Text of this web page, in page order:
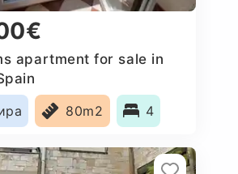
apartment for sale in
80m2 4